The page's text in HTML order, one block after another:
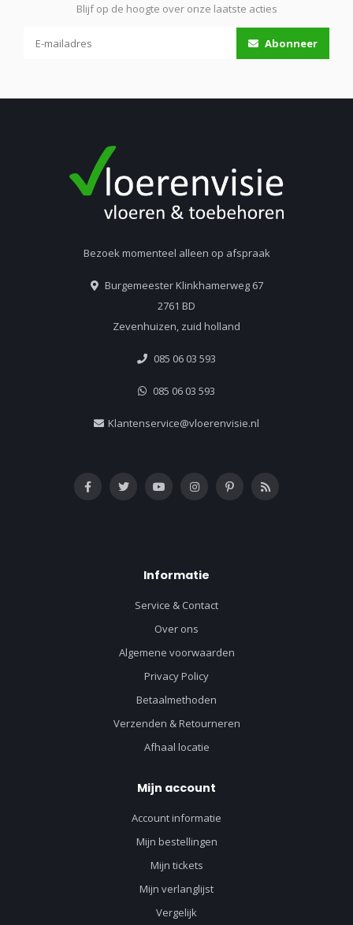
Blijf op de hoogte over onze laatste acties
Abonneer
Bezoek momenteel alleen op afspraak
Burgemeester Klinkhamerweg 67
2761 BD
Zevenhuizen, zuid holland
085 06 03 593
085 06 03 593
Klantenservice@vloerenvisie.nl
Informatie
Service & Contact
Over ons
Algemene voorwaarden
Privacy Policy
Betaalmethoden
Verzenden & Retourneren
Afhaal locatie
Mijn account
Account informatie
Mijn bestellingen
Mijn tickets
Mijn verlanglijst
Vergelijk